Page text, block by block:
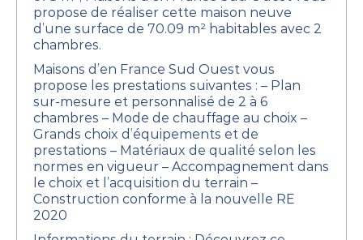
propose de réaliser cette maison neuve
d’une surface de 70.09 m² habitables avec 2
chambres.
Maisons d’en France Sud Ouest vous
propose les prestations suivantes : – Plan
sur-mesure et personnalisé de 2 à 6
chambres – Mode de chauffage au choix –
Grands choix d’équipements et de
prestations – Matériaux de qualité selon les
normes en vigueur – Accompagnement dans
le choix et l’acquisition du terrain –
Construction conforme à la nouvelle RE
2020